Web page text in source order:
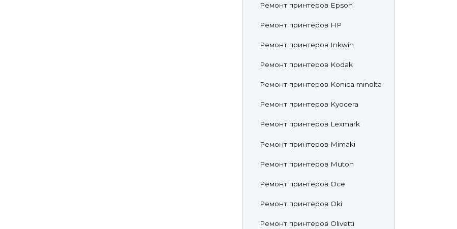
Ремонт принтеров Epson
Ремонт принтеров HP
Ремонт принтеров Inkwin
Ремонт принтеров Kodak
Ремонт принтеров Konica minolta
Ремонт принтеров Kyocera
Ремонт принтеров Lexmark
Ремонт принтеров Mimaki
Ремонт принтеров Mutoh
Ремонт принтеров Oce
Ремонт принтеров Oki
Ремонт принтеров Olivetti